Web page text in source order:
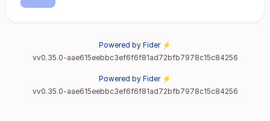
Powered by Fider ⚡
vv0.35.0-aae615eebbc3ef6f6f81ad72bfb7978c15c84256
Powered by Fider ⚡
vv0.35.0-aae615eebbc3ef6f6f81ad72bfb7978c15c84256